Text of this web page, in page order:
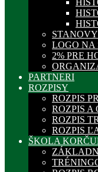
LOGO NA
2% PRE
PARTNERI
ROZPISY
ROZPIS
ROZPIS A
ROZPIS
ROZPIS
ŠKOLA